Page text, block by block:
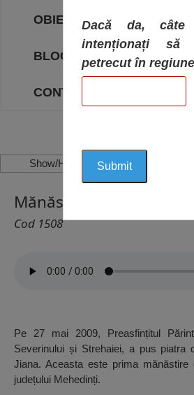
OBIECTIVE
BLOG
CONTACT
Show/Hide Left Side
Mănăstirea Jiana, Jiana
Cod 1508
Pe 27 mai 2009, Preasfințitul
Severinului și Strehaiei, a pus piatra
Jiana. Aceasta este prima
județului Mehedinți.
Dacă da, câte
intenționați
petrecut în